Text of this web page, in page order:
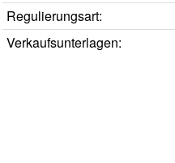
Regulierungsart:
Verkaufsunterlagen: